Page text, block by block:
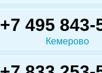
+7 495 843-
Кемерово